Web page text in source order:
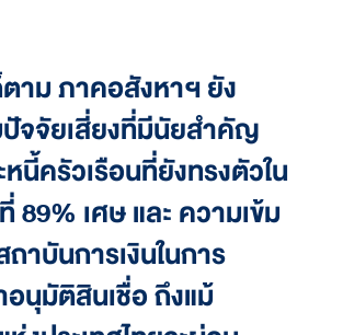
าม ภาคอสังหาฯ ยัง
จจัยเสี่ยงที่มีนัยสำคัญ
นี้ครัวเรือนที่ยังทรงตัวใน
89% เศษ และ ความเข้ม
าบันการเงินในการ
นุมัติสินเชื่อ ถึงแม้